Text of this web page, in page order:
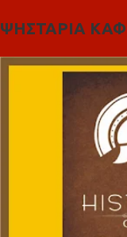
ΨΗΣΤΑΡΙΑ